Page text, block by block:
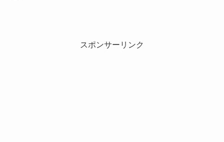
スポンサーリンク